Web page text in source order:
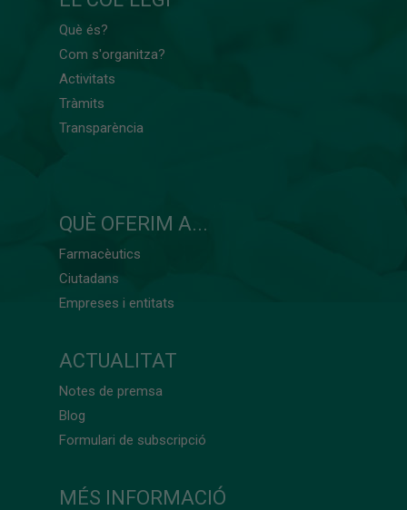
Què és?
Com s'organitza?
Activitats
Tràmits
Transparència
QUÈ OFERIM A...
Farmacèutics
Ciutadans
Empreses i entitats
ACTUALITAT
Notes de premsa
Blog
Formulari de subscripció
MÉS INFORMACIÓ